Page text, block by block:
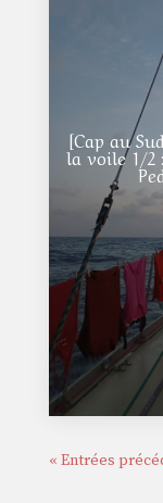
[Cap au
la voile 1/2
« Entrées